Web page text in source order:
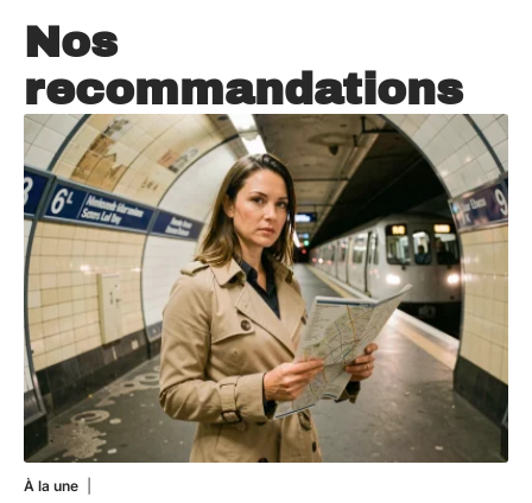
Nos
recommandations
À la une